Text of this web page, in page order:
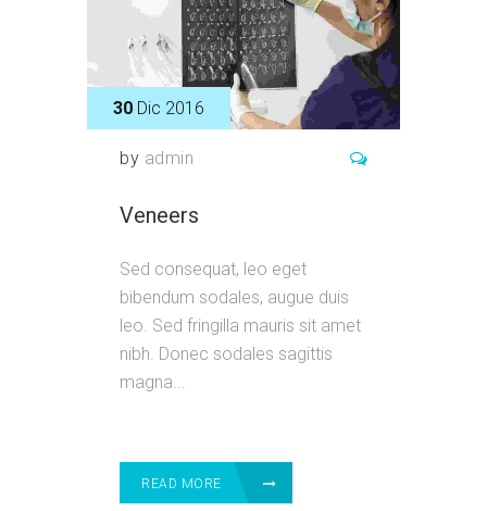
30 Dic 2016
by admin
Veneers
Sed consequat, leo eget
bibendum sodales, augue duis
leo. Sed fringilla mauris sit amet
nibh. Donec sodales sagittis
magna...
READ MORE